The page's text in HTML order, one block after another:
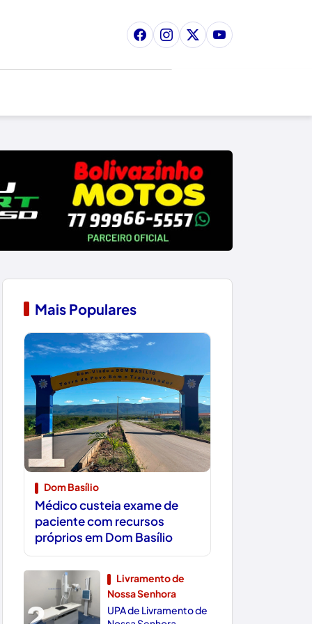
Mais Populares
1
Dom Basílio
Médico custeia exame de
paciente com recursos
próprios em Dom Basílio
Livramento de
Nossa Senhora
UPA de Livramento de